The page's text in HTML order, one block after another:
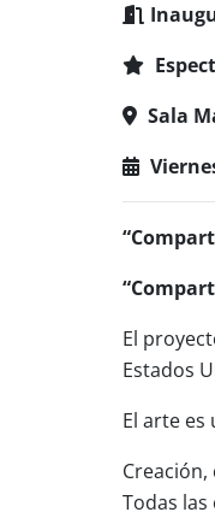
Sala
El
Estados
El arte
Todas